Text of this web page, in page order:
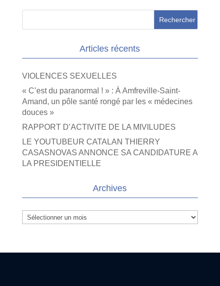
Articles récents
VIOLENCES SEXUELLES
« C’est du paranormal ! » : À Amfreville-Saint-
Amand, un pôle santé rongé par les « médecines
douces »
RAPPORT D’ACTIVITE DE LA MIVILUDES
LE YOUTUBEUR CATALAN THIERRY
CASASNOVAS ANNONCE SA CANDIDATURE A
LA PRESIDENTIELLE
Archives
Archives